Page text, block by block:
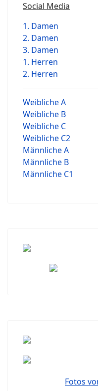
Social Media
1. Damen
2. Damen
3. Damen
1. Herren
2. Herren
Weibliche A
Weibliche B
Weibliche C
Weibliche C2
Männliche A
Männliche B
Männliche C1
Fotos